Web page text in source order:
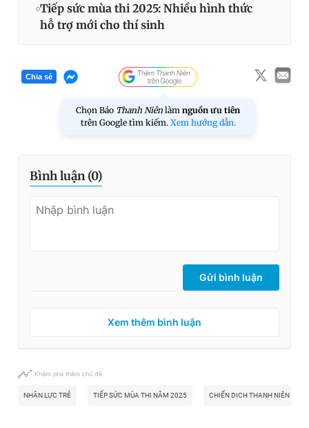
Tiếp sức mùa thi 2025: Nhiều hình thức
hỗ trợ mới cho thí sinh
Chia sẻ
Chọn Báo Thanh Niên làm nguồn ưu tiên
trên Google tìm kiếm. Xem hướng dẫn.
Bình luận (0)
Gửi bình luận
Xem thêm bình luận
Khám phá thêm chủ đề
NHÂN LỰC TRẺ TIẾP SỨC MÙA THI NĂM 2025 CHIẾN DỊCH THANH NIÊN TÌNH